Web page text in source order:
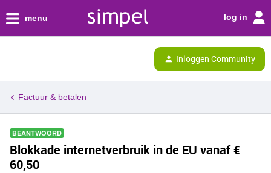
menu log in
Inloggen Community
Factuur & betalen
BEANTWOORD
Blokkade internetverbruik in de EU vanaf €
60,50